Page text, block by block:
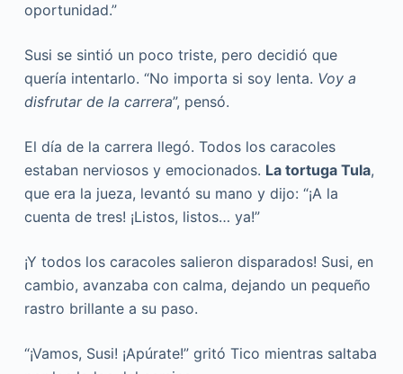
oportunidad.”
Susi se sintió un poco triste, pero decidió que
quería intentarlo. “No importa si soy lenta. Voy a
disfrutar de la carrera”, pensó.
El día de la carrera llegó. Todos los caracoles
estaban nerviosos y emocionados. La tortuga Tula,
que era la jueza, levantó su mano y dijo: “¡A la
cuenta de tres! ¡Listos, listos… ya!”
¡Y todos los caracoles salieron disparados! Susi, en
cambio, avanzaba con calma, dejando un pequeño
rastro brillante a su paso.
“¡Vamos, Susi! ¡Apúrate!” gritó Tico mientras saltaba